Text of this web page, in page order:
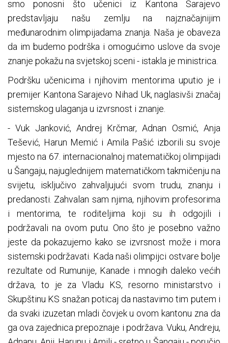
smo ponosni što učenici iz Kantona Sarajevo
predstavljaju našu zemlju na najznačajnijim
međunarodnim olimpijadama znanja. Naša je obaveza
da im budemo podrška i omogućimo uslove da svoje
znanje pokažu na svjetskoj sceni - istakla je ministrica.
Podršku učenicima i njihovim mentorima uputio je i
premijer Kantona Sarajevo Nihad Uk, naglasivši značaj
sistemskog ulaganja u izvrsnost i znanje.
- Vuk Janković, Andrej Krčmar, Adnan Osmić, Anja
Tešević, Harun Memić i Amila Pašić izborili su svoje
mjesto na 67. internacionalnoj matematičkoj olimpijadi
u Šangaju, najuglednijem matematičkom takmičenju na
svijetu, isključivo zahvaljujući svom trudu, znanju i
predanosti. Zahvalan sam njima, njihovim profesorima
i mentorima, te roditeljima koji su ih odgojili i
podržavali na ovom putu. Ono što je posebno važno
jeste da pokazujemo kako se izvrsnost može i mora
sistemski podržavati. Kada naši olimpijci ostvare bolje
rezultate od Rumunije, Kanade i mnogih daleko većih
država, to je za Vladu KS, resorno ministarstvo i
Skupštinu KS snažan poticaj da nastavimo tim putem i
da svaki izuzetan mladi čovjek u ovom kantonu zna da
ga ova zajednica prepoznaje i podržava. Vuku, Andreju,